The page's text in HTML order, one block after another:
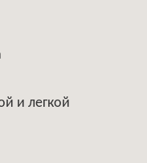
и легкой